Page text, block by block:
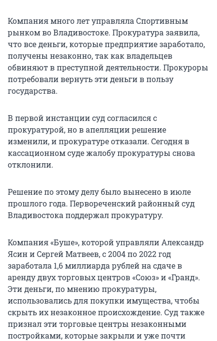
Компания много лет управляла Спортивным
рынком во Владивостоке. Прокуратура заявила,
что все деньги, которые предприятие заработало,
получены незаконно, так как владельцев
обвиняют в преступной деятельности. Прокуроры
потребовали вернуть эти деньги в пользу
государства.
В первой инстанции суд согласился с
прокуратурой, но в апелляции решение
изменили, и прокуратуре отказали. Сегодня в
кассационном суде жалобу прокуратуры снова
отклонили.
Решение по этому делу было вынесено в июле
прошлого года. Первореченский районный суд
Владивостока поддержал прокуратуру.
Компания «Буше», которой управляли Александр
Ясин и Сергей Матвеев, с 2004 по 2022 год
заработала 1,6 миллиарда рублей на сдаче в
аренду двух торговых центров «Союз» и «Гранд».
Эти деньги, по мнению прокуратуры,
использовались для покупки имущества, чтобы
скрыть их незаконное происхождение. Суд также
признал эти торговые центры незаконными
постройками, которые закрыли и уже почти